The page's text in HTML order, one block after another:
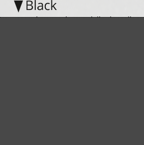
Ottimo per i materiali minerali